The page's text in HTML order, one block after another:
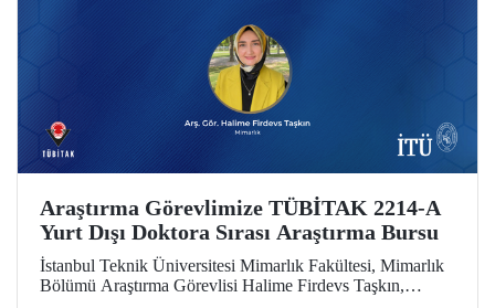
Araştırma Görevlimize TÜBİTAK 2214-A
Yurt Dışı Doktora Sırası Araştırma Bursu
İstanbul Teknik Üniversitesi Mimarlık Fakültesi, Mimarlık
Bölümü Araştırma Görevlisi Halime Firdevs Taşkın,